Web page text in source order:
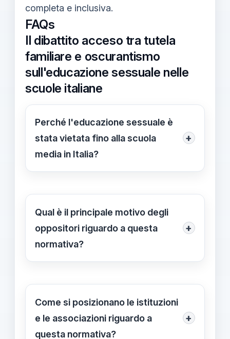
completa e inclusiva.
FAQs
Il dibattito acceso tra tutela
familiare e oscurantismo
sull'educazione sessuale nelle
scuole italiane
Perché l'educazione sessuale è
stata vietata fino alla scuola
media in Italia?
+
L'emendamento approvato dal
dei genitori e preservare un ruolo più
esclusivo per le famiglie
nell'educazione dei propri figli,
questa decisione ha sollevato critiche
in quanto potrebbe limitare la
Qual è il principale motivo degli
oppositori riguardo a questa
normativa?
+
Gli oppositori considerano questa
ai diritti all'informazione e alla
prevenzione. Temono che
l'oscurantismo possa aumentare i
Come si posizionano le istituzioni
e le associazioni riguardo a
questa normativa?
+